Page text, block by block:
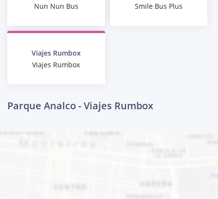
Nun Nun Bus
Smile Bus Plus
Viajes Rumbox
Viajes Rumbox
Parque Analco - Viajes Rumbox